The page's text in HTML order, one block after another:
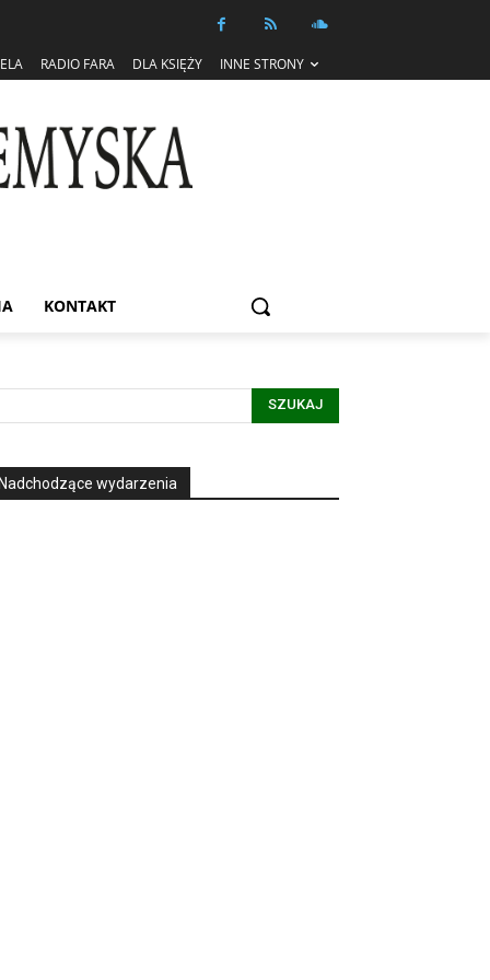
RADIO FARA DLA KSIĘŻY INNE STRONY
KONTAKT
SZUKAJ
Nadchodzące wydarzenia